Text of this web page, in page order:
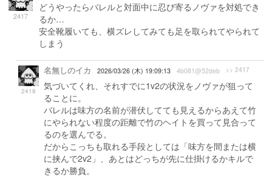
2417
どうやったらバレルと対面中に忍び寄るノヴァを対処でき
るか…
安全靴履いても、横ズレしてみても足を取られてやられて
しまう
2418
名無しのイカ 2026/03/26 (木) 19:09:13 4b081@52deb >> 2417
気づいてくれ、それすでに1v2の状況をノヴァが狙って
ることに。
バレルは味方の名前が潜伏してても見えるからあえて竹
にやられない程度の距離で竹のヘイトを買って見合って
るのを選んでる。
だからこっちも取れる手段としては「味方を間または横
に挟んで2v2」、あとはどっちが先に仕掛けるかキルで
きるか勝負。